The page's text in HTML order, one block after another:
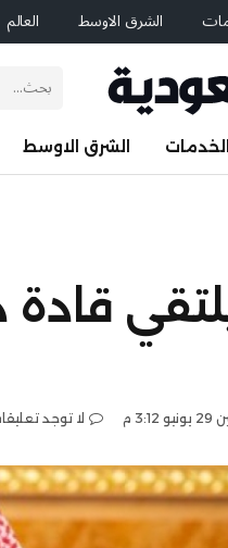
الشرق الاوسط العالم
الخدمات الشرق الاوسط
3:12 م لا توجد